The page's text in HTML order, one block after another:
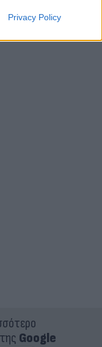
Privacy Policy
Google